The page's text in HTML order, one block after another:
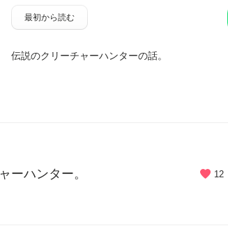
最初から読む
伝説のクリーチャーハンターの話。
ーハンター。 12